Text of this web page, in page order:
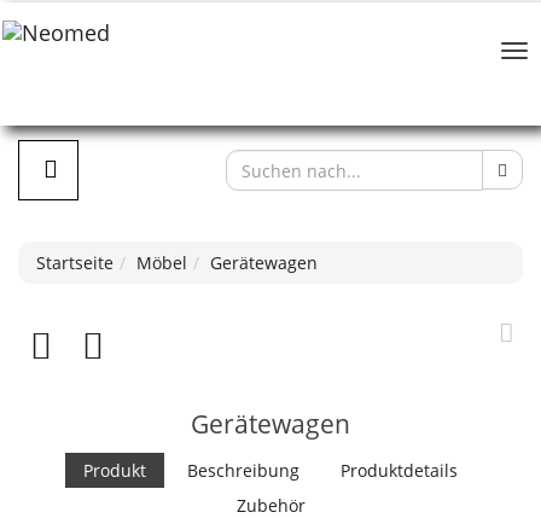
Startseite Möbel Gerätewagen
Gerätewagen
Produkt Beschreibung
Produktdetails
Zubehör